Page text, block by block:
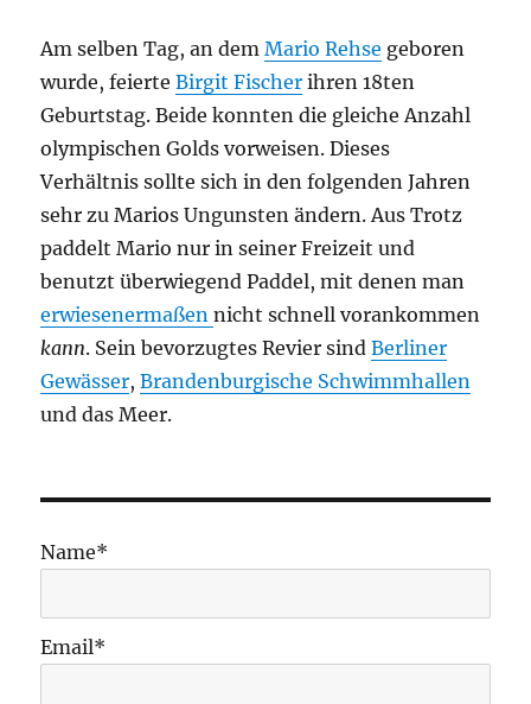
Am selben Tag, an demMario Rehse geboren
wurde, feierteBirgit Fischer ihren 18ten
Geburtstag. Beide konnten die gleiche Anzahl
olympischen Golds vorweisen. Dieses
Verhältnis sollte sich in den folgenden Jahren
sehr zu Marios Ungunsten ändern. Aus Trotz
paddelt Mario nur in seiner Freizeit und
benutzt überwiegend Paddel, mit denen man
erwiesenermaßennicht schnell vorankommen
kann. Sein bevorzugtes Revier sindBerliner
Gewässer,Brandenburgische Schwimmhallen
und das Meer.
Name*
Email*